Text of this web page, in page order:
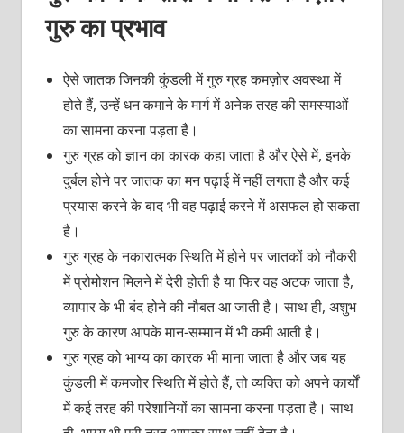
गुरु का प्रभाव
ऐसे जातक जिनकी कुंडली में गुरु ग्रह कमज़ोर अवस्था में
होते हैं, उन्हें धन कमाने के मार्ग में अनेक तरह की समस्याओं
का सामना करना पड़ता है।
गुरु ग्रह को ज्ञान का कारक कहा जाता है और ऐसे में, इनके
दुर्बल होने पर जातक का मन पढ़ाई में नहीं लगता है और कई
प्रयास करने के बाद भी वह पढ़ाई करने में असफल हो सकता
है।
गुरु ग्रह के नकारात्मक स्थिति में होने पर जातकों को नौकरी
में प्रोमोशन मिलने में देरी होती है या फिर वह अटक जाता है,
व्यापार के भी बंद होने की नौबत आ जाती है। साथ ही, अशुभ
गुरु के कारण आपके मान-सम्मान में भी कमी आती है।
गुरु ग्रह को भाग्य का कारक भी माना जाता है और जब यह
कुंडली में कमजोर स्थिति में होते हैं, तो व्यक्ति को अपने कार्यों
में कई तरह की परेशानियों का सामना करना पड़ता है। साथ